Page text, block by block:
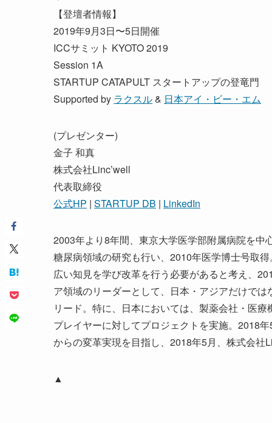
【登壇者情報】
2019年9月3日〜5日開催
ICCサミット KYOTO 2019
Session 1A
STARTUP CATAPULT スタートアップの登竜門
Supported by ラクスル& 日本アイ・ビー・エム
(プレゼンター)
金子 和真
株式会社Linc’well
代表取締役
公式HP | STARTUP DB | LinkedIn
2003年より8年間、東京大学医学部附属病院を
糖尿病領域の研究も行い、2010年医学博士号取
広い知見を学び改革を行う必要があると考え、
ア領域のリーダーとして、日本・アジアだけで
リード。特に、日本においては、製薬会社・医
プレイヤーに対してプロジェクトを実施。2018
からの変革実現を目指し、2018年5月、株式会社
▲